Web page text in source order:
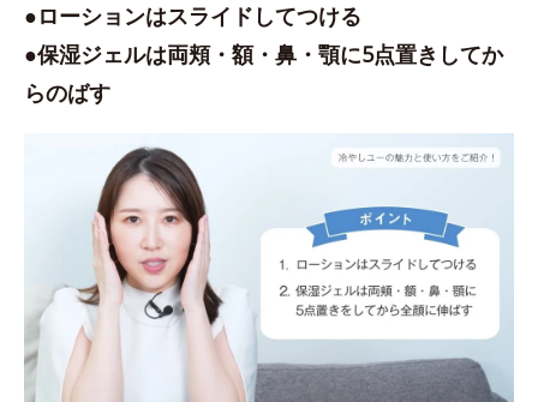
●ローションはスライドしてつける
●保湿ジェルは両頬・額・鼻・顎に5点置きしてか
らのばす